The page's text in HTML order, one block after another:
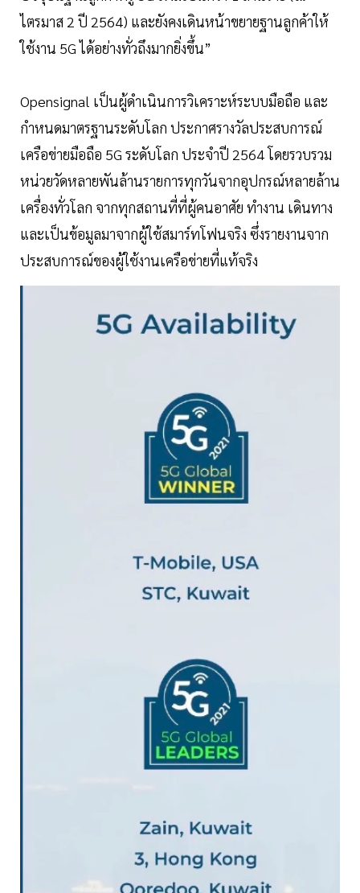
ไตรมาส 2 ปี 2564) และยังคงเดินหน้าขยายฐานลูกค้าให้
ใช้งาน 5G ได้อย่างทั่วถึงมากยิ่งขึ้น”
Opensignal เป็นผู้ดำเนินการวิเคราะห์ระบบมือถือ และ
กำหนดมาตรฐานระดับโลก ประกาศรางวัลประสบการณ์
เครือข่ายมือถือ 5G ระดับโลก ประจำปี 2564 โดยรวบรวม
หน่วยวัดหลายพันล้านรายการทุกวันจากอุปกรณ์หลายล้าน
เครื่องทั่วโลก จากทุกสถานที่ที่ผู้คนอาศัย ทำงาน เดินทาง
และเป็นข้อมูลมาจากผู้ใช้สมาร์ทโฟนจริง ซึ่งรายงานจาก
ประสบการณ์ของผู้ใช้งานเครือข่ายที่แท้จริง